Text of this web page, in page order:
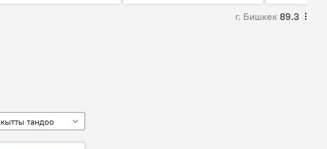
г. Бишкек 89.3
тандоо